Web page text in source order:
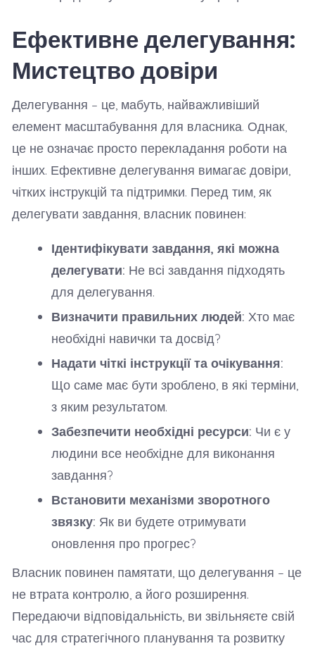
Ефективне делегування:
Мистецтво довіри
Делегування – це, мабуть, найважливіший
елемент масштабування для власника. Однак,
це не означає просто перекладання роботи на
інших. Ефективне делегування вимагає довіри,
чітких інструкцій та підтримки. Перед тим, як
делегувати завдання, власник повинен:
Ідентифікувати завдання, які можна
делегувати: Не всі завдання підходять
для делегування.
Визначити правильних людей: Хто має
необхідні навички та досвід?
Надати чіткі інструкції та очікування:
Що саме має бути зроблено, в які терміни,
з яким результатом.
Забезпечити необхідні ресурси: Чи є у
людини все необхідне для виконання
завдання?
Встановити механізми зворотного
звязку: Як ви будете отримувати
оновлення про прогрес?
Власник повинен памятати, що делегування – це
не втрата контролю, а його розширення.
Передаючи відповідальність, ви звільняєте свій
час для стратегічного планування та розвитку